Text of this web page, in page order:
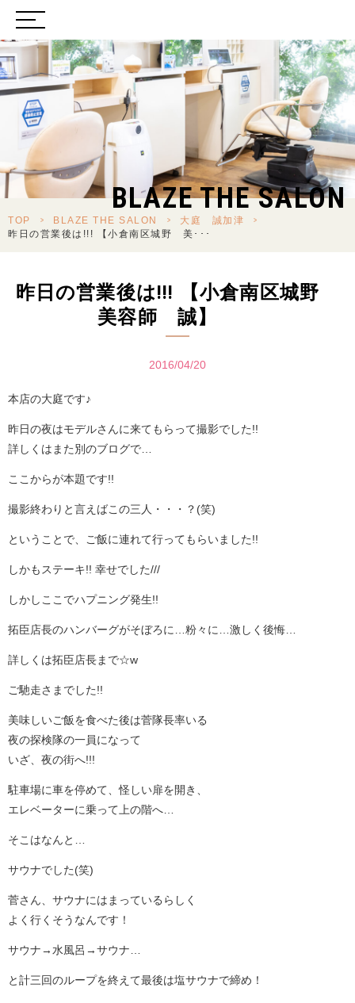
BLAZE THE SALON
TOP > BLAZE THE SALON > 大庭 誠加津
>
昨日の営業後は!!! 【小倉南区城野 美･･･
昨日の営業後は!!! 【小倉南区城野
美容師 誠】
2016/04/20
本店の大庭です♪
昨日の夜はモデルさんに来てもらって撮影でした!!
詳しくはまた別のブログで…
ここからが本題です!!
撮影終わりと言えばこの三人・・・？(笑)
ということで、ご飯に連れて行ってもらいました!!
しかもステーキ!! 幸せでした///
しかしここでハプニング発生!!
拓臣店長のハンバーグがそぼろに…粉々に…激しく後悔…
詳しくは拓臣店長まで☆w
ご馳走さまでした!!
美味しいご飯を食べた後は菅隊長率いる
夜の探検隊の一員になって
いざ、夜の街へ!!!
駐車場に車を停めて、怪しい扉を開き、
エレベーターに乗って上の階へ…
そこはなんと…
サウナでした(笑)
菅さん、サウナにはまっているらしく
よく行くそうなんです！
サウナ→水風呂→サウナ…
と計三回のループを終えて最後は塩サウナで締め！